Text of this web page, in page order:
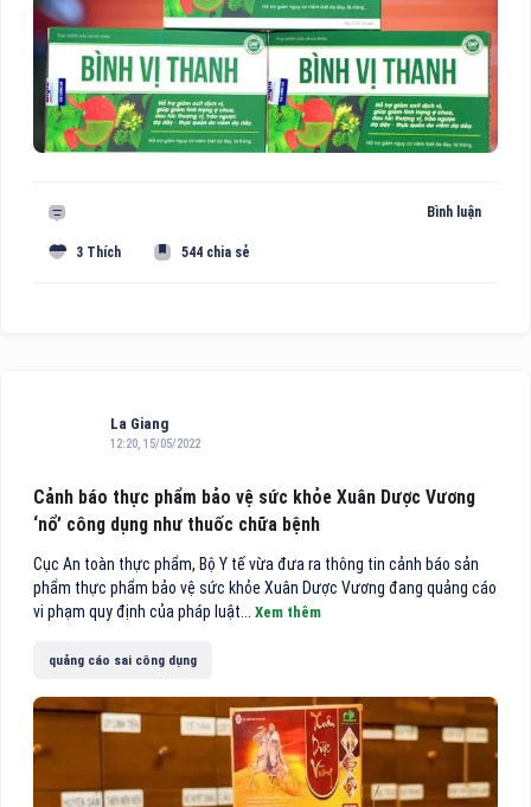
Bình luận
3 Thích 544 chia sẻ
La Giang
12:20, 15/05/2022
Cảnh báo thực phẩm bảo vệ sức khỏe Xuân Dược Vương
‘nổ’ công dụng như thuốc chữa bệnh
Cục An toàn thực phẩm, Bộ Y tế vừa đưa ra thông tin cảnh báo sản
phẩm thực phẩm bảo vệ sức khỏe Xuân Dược Vương đang quảng cáo
vi phạm quy định của pháp luật... Xem thêm
quảng cáo sai công dụng